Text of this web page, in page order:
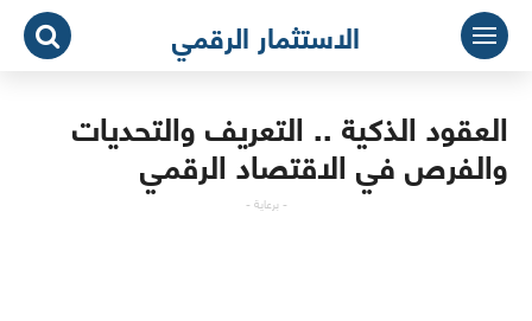
التجاوز
المحتوى
الاستثمار الرقمي
العقود الذكية .. التعريف والتحديات
والفرص في الاقتصاد الرقمي
- برعاية -